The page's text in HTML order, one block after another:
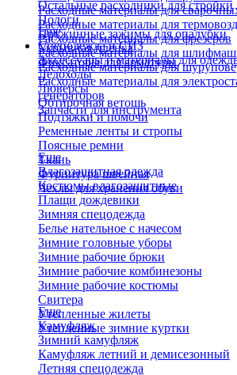
Расходные материалы для
Расходные материалы для
Расходные материалы для фрезеров
Расходные материалы для
Расходные материалы для
Расходные материалы для
генераторов
Запчасти для инструмента
Остальные расходники для стройки
Пологи
Пружинные зажимы для опалубки
Укрывная пленка
Фиксаторы для арматуры
Еще
Спецодежда и СИЗ
Аксессуары и материалы для
Ледоходы
Люверсы
Обтирочная ветошь
Подтяжки и помочи
Ременные ленты и стропы
Поясные ремни
Ткань
Фурнитура швейная
Чехлы для хранения обуви
Еще
Влагозащитная одежда
Костюмы влагозащитные
Плащи дождевики
Зимняя спецодежда
Белье нательное с начесом
Зимние головные уборы
Зимние рабочие брюки
Зимние рабочие комбинезоны
Зимние рабочие костюмы
Свитера
Утепленные жилеты
Утепленные зимние куртки
Еще
Камуфляж
Зимний камуфляж
Камуфляж летний и демисезонный
Летняя спецодежда